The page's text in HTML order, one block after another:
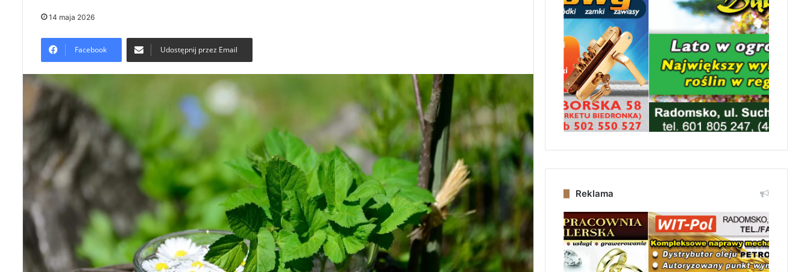
14 maja 2026
Facebook Udostępnij przez Email
Reklama